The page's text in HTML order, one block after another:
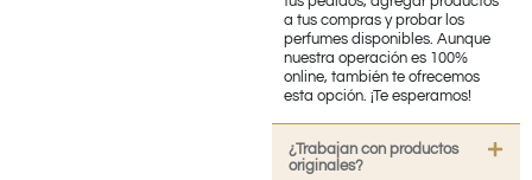
a tus compras y probar los
perfumes disponibles. Aunque
nuestra operación es 100%
online, también te ofrecemos
esta opción. ¡Te esperamos!
¿Trabajan con productos
originales?